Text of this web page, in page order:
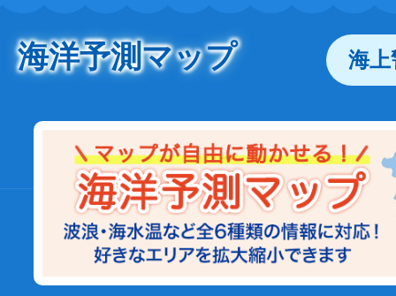
海洋予測マップ 海